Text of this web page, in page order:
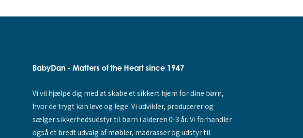
BabyDan - Matters of the Heart since 1947
Vi vil hjælpe dig med at skabe et sikkert hjem for dine børn,
hvor de trygt kan leve og lege. Vi udvikler, producerer og
sælger sikkerhedsudstyr til børn i alderen 0-3 år. Vi forhandler
også et bredt udvalg af møbler, madrasser og udstyr til